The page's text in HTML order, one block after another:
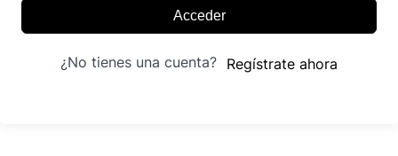
Acceder
¿No tienes una cuenta? Regístrate ahora